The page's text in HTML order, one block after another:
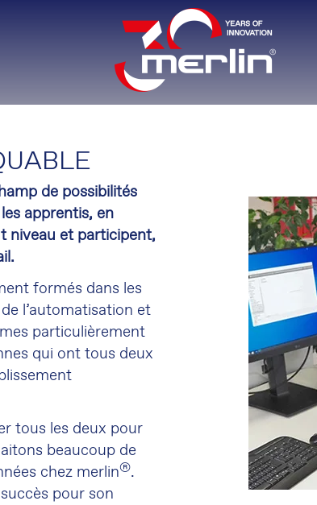
de possibilités
apprentis, en
niveau et participent,
formés dans les
l’automatisation et
particulièrement
qui ont tous deux
tous les deux pour
beaucoup de
chez merlin®.
pour son